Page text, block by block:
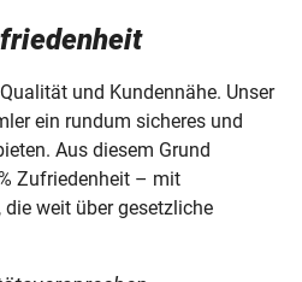
und Kundennähe. Unser
ein rundum sicheres und
Aus diesem Grund
Zufriedenheit – mit
weit über gesetzliche